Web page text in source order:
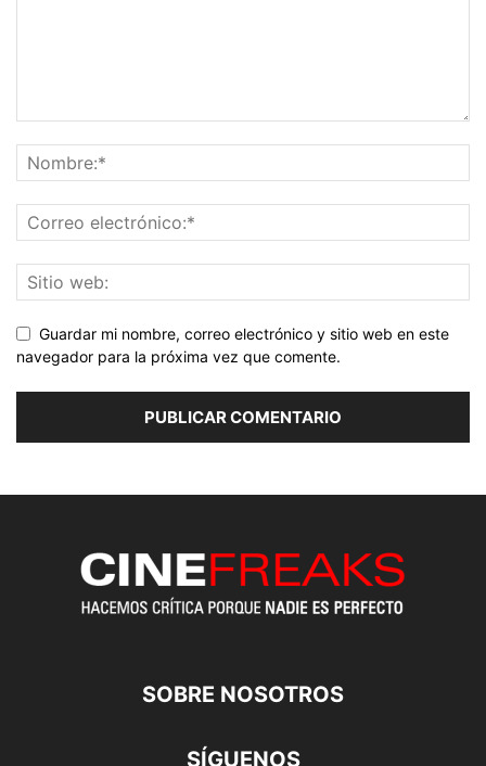
Guardar mi nombre, correo electrónico y sitio web en este
navegador para la próxima vez que comente.
SOBRE NOSOTROS
SÍGUENOS